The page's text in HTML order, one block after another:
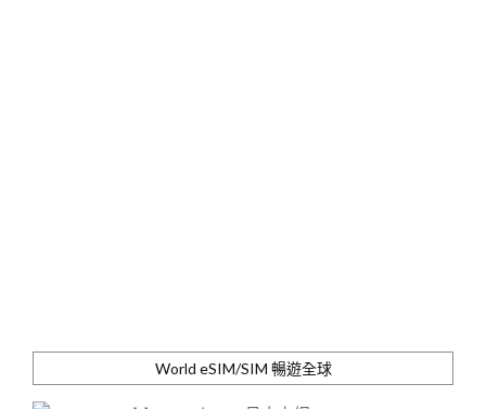
World eSIM/SIM 暢遊全球